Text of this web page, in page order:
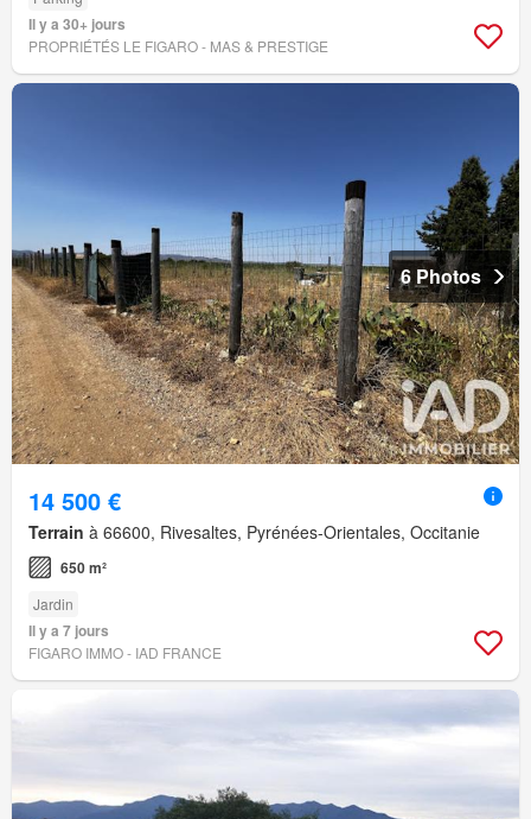
Il y a 30+ jours
PROPRIÉTÉS LE FIGARO - MAS & PRESTIGE
6 Photos
14 500 €
Terrain à 66600, Rivesaltes, Pyrénées-Orientales, Occitanie
650 m²
Jardin
Il y a 7 jours
FIGARO IMMO - IAD FRANCE